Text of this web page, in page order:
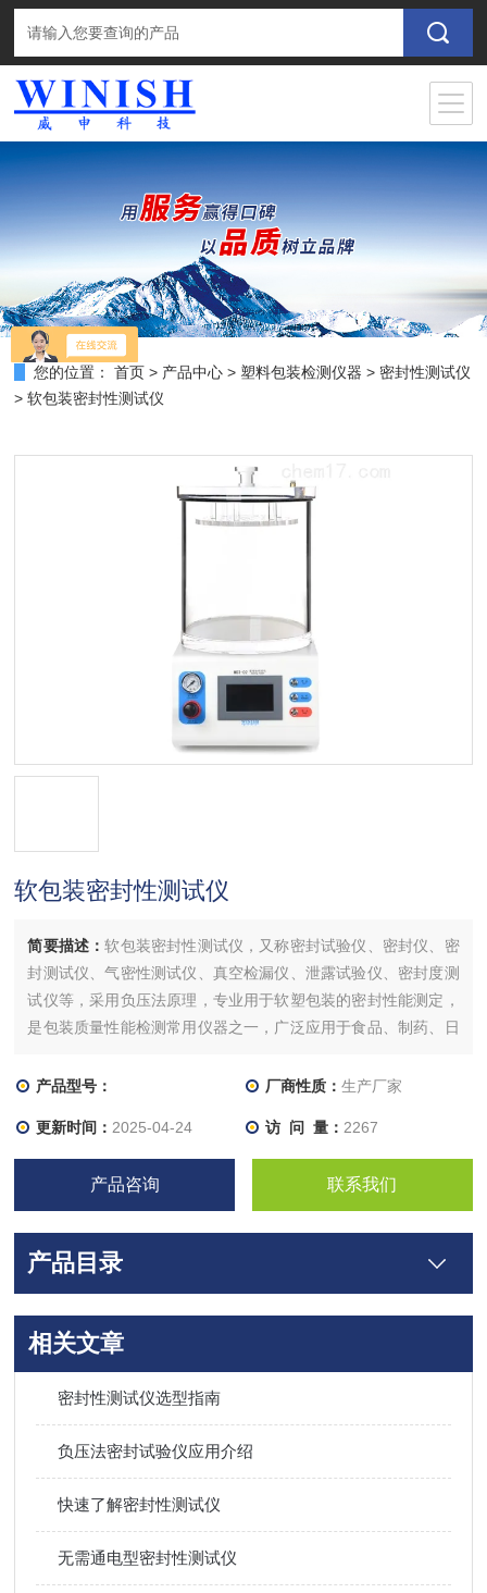
您的位置： 首页 > 产品中心 > 塑料包装检测仪器 > 密封性测试仪
> 软包装密封性测试仪
软包装密封性测试仪
简要描述：软包装密封性测试仪，又称密封试验仪、密封仪、密
封测试仪、气密性测试仪、真空检漏仪、泄露试验仪、密封度测
试仪等，采用负压法原理，专业用于软塑包装的密封性能测定，
是包装质量性能检测常用仪器之一，广泛应用于食品、制药、日
产品型号：
厂商性质： 生产厂家
更新时间： 2025-04-24 访 问 量： 2267
产品咨询 联系我们
产品目录
相关文章
密封性测试仪选型指南
负压法密封试验仪应用介绍
快速了解密封性测试仪
无需通电型密封性测试仪